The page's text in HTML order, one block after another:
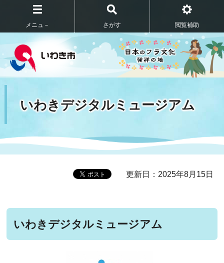
メニュ－ さがす 閲覧補助
いわきデジタルミュージアム
更新日：2025年8月15日
いわきデジタルミュージアム